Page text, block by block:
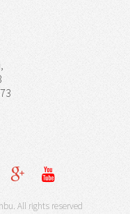
All rights reserved